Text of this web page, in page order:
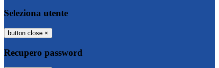
Seleziona utente
button close ×
Recupero password